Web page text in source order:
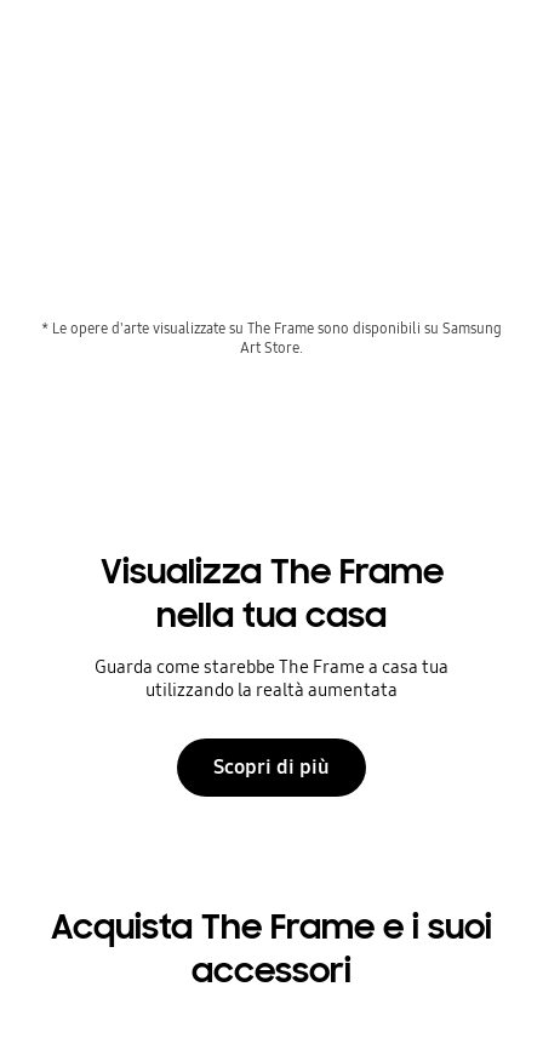
* Le opere d'arte visualizzate su The Frame sono disponibili su Samsung
Art Store.
Visualizza The Frame
nella tua casa
Guarda come starebbe The Frame a casa tua
utilizzando la realtà aumentata
Scopri di più
Acquista The Frame e i suoi
accessori